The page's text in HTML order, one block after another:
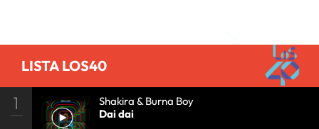
LISTA LOS40
1
Shakira & Burna Boy
Dai dai